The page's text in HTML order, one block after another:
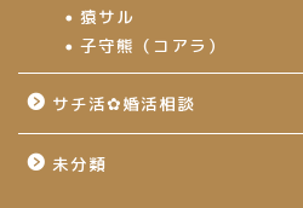
猿サル
子守熊（コアラ）
サチ活✿婚活相談
未分類